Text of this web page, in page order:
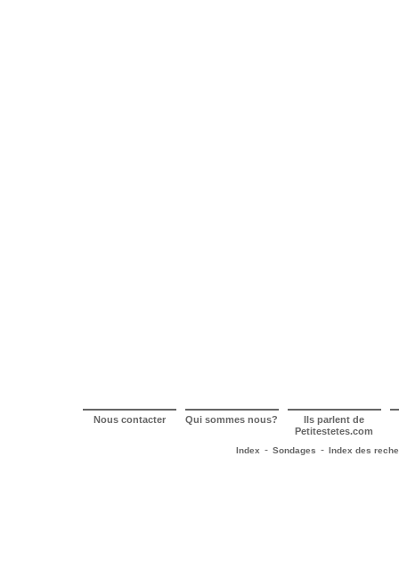
Nous contacter Qui sommes nous? Ils parlent de
Petitestetes.com
Index - Sondages - Index des